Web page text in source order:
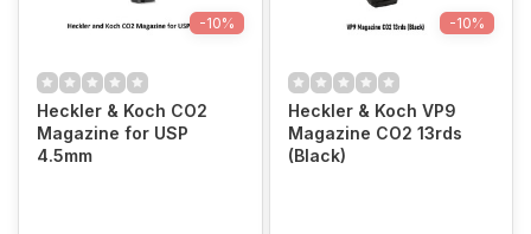
-10%
Heckler & Koch CO2
Magazine for USP
4.5mm
-10%
Heckler & Koch VP9
Magazine CO2 13rds
(Black)